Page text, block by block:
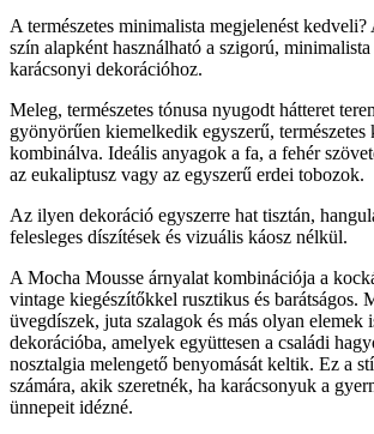
A természetes minimalista megjelenést
szín alapként használható a szigorú,
karácsonyi dekorációhoz.
Meleg, természetes tónusa nyugodt hátteret
gyönyörűen kiemelkedik egyszerű, természetes
kombinálva. Ideális anyagok a fa, a fehér
az eukaliptusz vagy az egyszerű erdei tobozok.
Az ilyen dekoráció egyszerre hat tisztán,
felesleges díszítések és vizuális káosz nélkül.
A Mocha Mousse árnyalat kombinációja a
vintage kiegészítőkkel rusztikus és barátságos.
üvegdíszek, juta szalagok és más olyan elemek
dekorációba, amelyek együttesen a családi
nosztalgia melengető benyomását keltik. Ez a
számára, akik szeretnék, ha karácsonyuk a
ünnepeit idézné.